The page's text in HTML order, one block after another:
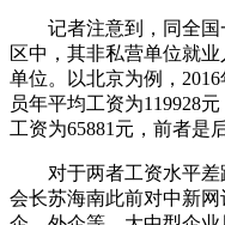
记者注意到，同全国
区中，其非私营单位就
单位。以北京为例，
员年平均工资为119928
工资为65881元，前者是
对于两者工资水平差
会长苏海南此前对中新